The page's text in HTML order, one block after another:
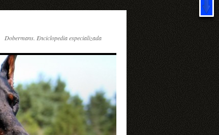
Dobermans. Enciclopedia especializada